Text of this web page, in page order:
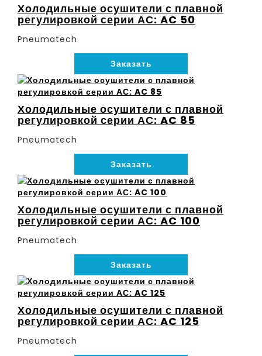
Холодильные осушители с плавной
регулировкой серии АС: AC 50
Pneumatech
Заказать
Холодильные осушители с плавной
регулировкой серии АС: AC 85
Pneumatech
Заказать
Холодильные осушители с плавной
регулировкой серии АС: AC 100
Pneumatech
Заказать
Холодильные осушители с плавной
регулировкой серии АС: AC 125
Pneumatech